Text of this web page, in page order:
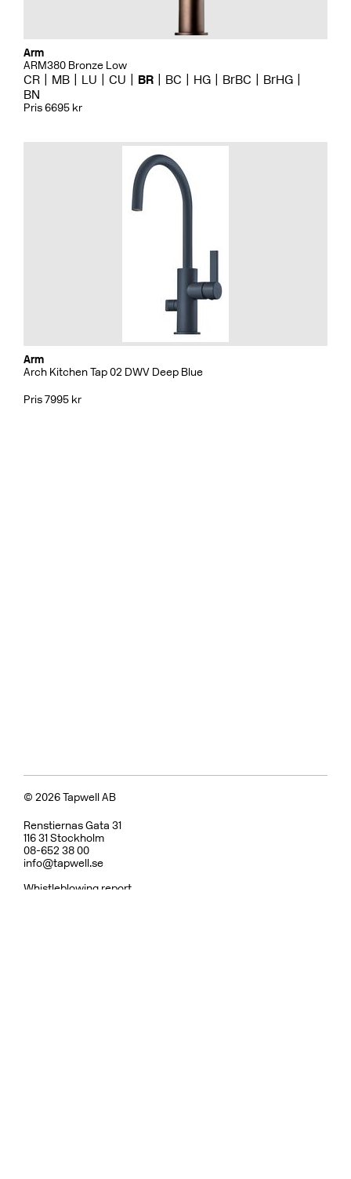
Arm
ARM380 Bronze Low
CR MB LU CU BR BC HG BrBC
BrHG
BN
Pris 6695 kr
Arm
Arch Kitchen Tap 02 DWV Deep Blue
Pris 7995 kr
© 2026 Tapwell AB
Renstiernas Gata 31
116 31 Stockholm
08-652 38 00
info@tapwell.se
Whistleblowing report